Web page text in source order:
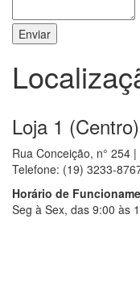
Enviar
Loja 1
Rua Conceição, n° 254
Telefone: (19) 3233-
Horário de
Seg à Sex, das 9:00 às